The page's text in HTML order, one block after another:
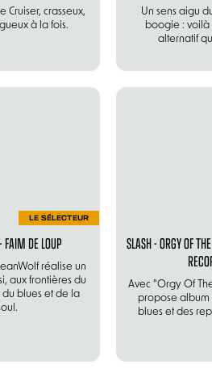
Cruiser, crasseux,
à la fois.
Un sens aigu
boogie : voilà
alternatif
LE SÉLECTEUR
FAIM DE LOUP
réalise un
aux frontières du
du blues et de la
SLASH - ORGY OF
Avec "Orgy Of
propose
blues et des